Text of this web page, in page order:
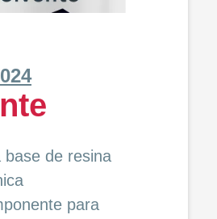
base de resina
para